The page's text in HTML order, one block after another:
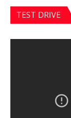
TEST DRIVE